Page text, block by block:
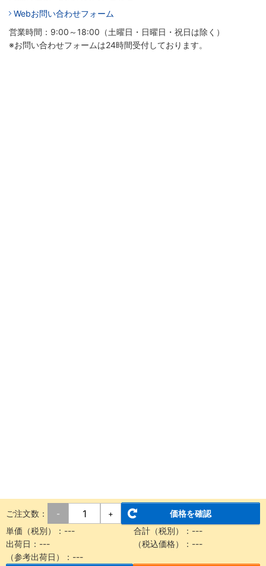
Webお問い合わせフォーム
営業時間：9:00～18:00（土曜日・日曜日・祝日は除く）
※お問い合わせフォームは24時間受付しております。
ご注文数： - +
価格を確認
単価（税別）： --- 合計（税別）： ---
出荷日： --- （税込価格）： ---
（参考出荷日）： ---